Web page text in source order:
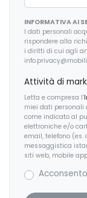
INFORMATIVA AI
I dati personali
rispondere alla
i diritti di cui agli
Attività di
Letta e compresa l’
miei dati personali
come indicato al
elettroniche e/o
email, telefono
messaggistica
siti web, mobile
Acconsento